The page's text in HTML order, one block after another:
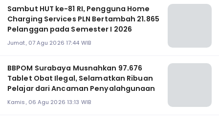
Sambut HUT ke-81 RI, Pengguna Home
Charging Services PLN Bertambah 21.865
Pelanggan pada Semester I 2026
Jumat, 07 Agu 2026 17:44 WIB
BBPOM Surabaya Musnahkan 97.676
Tablet Obat Ilegal, Selamatkan Ribuan
Pelajar dari Ancaman Penyalahgunaan
Kamis, 06 Agu 2026 13:13 WIB